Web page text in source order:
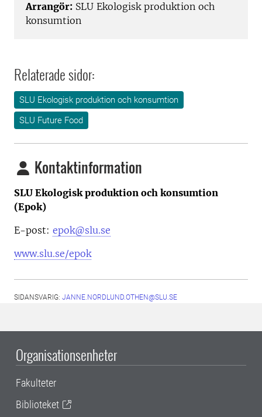
Arrangör: SLU Ekologisk produktion och
konsumtion
Relaterade sidor:
SLU Ekologisk produktion och konsumtion
SLU Future Food
Kontaktinformation
SLU Ekologisk produktion och konsumtion
(Epok)
E-post: epok@slu.se
www.slu.se/epok
SIDANSVARIG: JANNE.NORDLUND.OTHEN@SLU.SE
Organisationsenheter
Fakulteter
Biblioteket